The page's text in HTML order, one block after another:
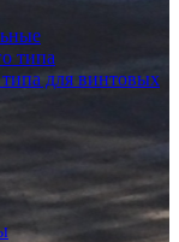
типа
для винтовых